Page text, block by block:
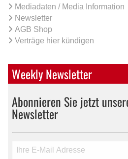
Mediadaten / Media Information
Newsletter
AGB Shop
Verträge hier kündigen
Weekly Newsletter
Abonnieren Sie jetzt
Newsletter